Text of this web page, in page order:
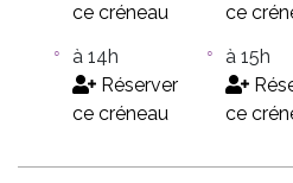
ce créneau
ce
à 14h
Réserver
ce créneau
à 15h
ce